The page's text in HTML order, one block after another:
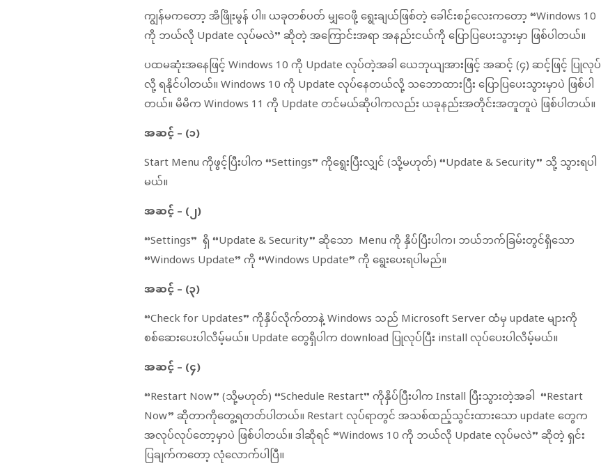
ကျွန်မကတော့ အိဖြိုးမွန် ပါ။ ယခုတစ်ပတ် မျှဝေဖို့ ရွေးချယ်ဖြစ်တဲ့ ခေါင်းစဉ်လေးကတော့ “Windows 10
ကို ဘယ်လို Update လုပ်မလဲ” ဆိုတဲ့ အကြောင်းအရာ အနည်းငယ်ကို ပြောပြပေးသွားမှာ ဖြစ်ပါတယ်။
ပထမဆုံးအနေဖြင့် Windows 10 ကို Update လုပ်တဲ့အခါ ယေဘုယျအားဖြင့် အဆင့် (၄) ဆင့်ဖြင့် ပြုလုပ်
လို့ ရနိုင်ပါတယ်။ Windows 10 ကို Update လုပ်နေတယ်လို့ သဘောထားပြီး ပြောပြပေးသွားမှာပဲ ဖြစ်ပါ
တယ်။ မိမိက Windows 11 ကို Update တင်မယ်ဆိုပါကလည်း ယခုနည်းအတိုင်းအတူတူပဲ ဖြစ်ပါတယ်။
အဆင့် – (၁)
Start Menu ကိုဖွင့်ပြီးပါက “Settings” ကိုရွေးပြီးလျှင် (သို့မဟုတ်) “Update & Security” သို့ သွားရပါ
မယ်။
အဆင့် – (၂)
“Settings” ရှိ “Update & Security” ဆိုသော Menu ကို နှိပ်ပြီးပါက၊ ဘယ်ဘက်ခြမ်းတွင်ရှိသော
“Windows Update” ကို “Windows Update” ကို ရွေးပေးရပါမည်။
အဆင့် – (၃)
“Check for Updates” ကိုနှိပ်လိုက်တာနဲ့ Windows သည် Microsoft Server ထံမှ update များကို
စစ်ဆေးပေးပါလိမ့်မယ်။ Update တွေရှိပါက download ပြုလုပ်ပြီး install လုပ်ပေးပါလိမ့်မယ်။
အဆင့် – (၄)
“Restart Now” (သို့မဟုတ်) “Schedule Restart” ကိုနှိပ်ပြီးပါက Install ပြီးသွားတဲ့အခါ “Restart
Now” ဆိုတာကိုတွေ့ရတတ်ပါတယ်။ Restart လုပ်ရာတွင် အသစ်ထည့်သွင်းထားသော update တွေက
အလုပ်လုပ်တော့မှာပဲ ဖြစ်ပါတယ်။ ဒါဆိုရင် “Windows 10 ကို ဘယ်လို Update လုပ်မလဲ” ဆိုတဲ့ ရှင်း
ပြချက်ကတော့ လုံလောက်ပါပြီ။